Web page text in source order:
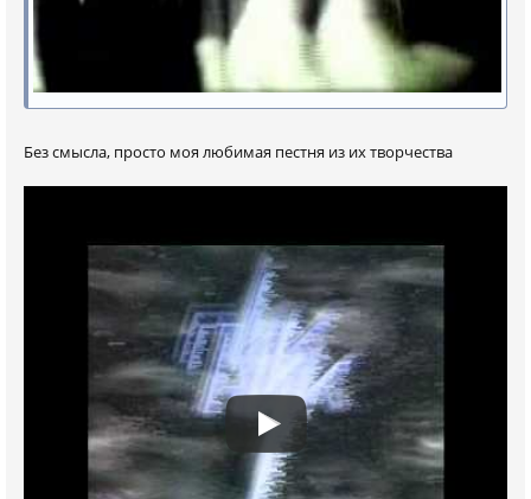
Без смысла, просто моя любимая пестня из их творчества